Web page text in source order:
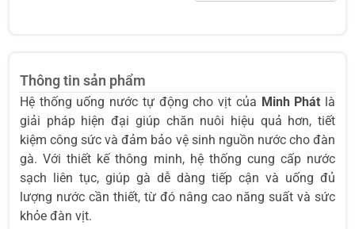
Thông tin sản phẩm
Hệ thống uống nước tự động cho vịt của Minh Phát là
giải pháp hiện đại giúp chăn nuôi hiệu quả hơn, tiết
kiệm công sức và đảm bảo vệ sinh nguồn nước cho đàn
gà. Với thiết kế thông minh, hệ thống cung cấp nước
sạch liên tục, giúp gà dễ dàng tiếp cận và uống đủ
lượng nước cần thiết, từ đó nâng cao năng suất và sức
khỏe đàn vịt.